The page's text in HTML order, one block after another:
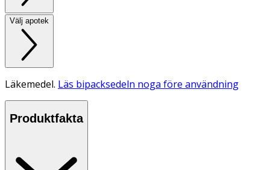
Välj apotek
Läkemedel. Läs bipacksedeln noga före användning
Produktfakta